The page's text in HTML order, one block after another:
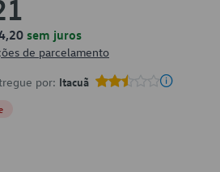
sem juros
de parcelamento
por: Itacuã